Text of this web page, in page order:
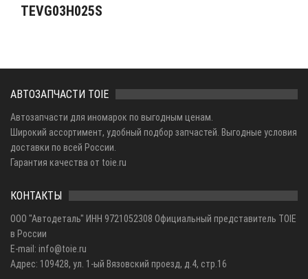
TEVG03H025S
АВТОЗАПЧАСТИ TOIE
Автозапчасти для иномарок по выгодным ценам.
Широкий ассортимент, удобный подбор запчастей. Выгодные условия
доставки по всей России.
Гарантия качества от toie.ru
КОНТАКТЫ
ООО "Автодеталь" ИНН 9721052308 Официальный представитель TOIE
в России
E-mail: info@toie.ru
Адрес: 109428, ул. 1-ый Вязовский проезд, д.4, стр.16